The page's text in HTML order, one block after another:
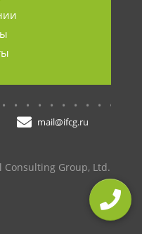
mail@ifcg.ru
Group, Ltd.